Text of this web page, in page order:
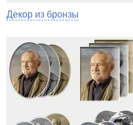
Декор из бронзы